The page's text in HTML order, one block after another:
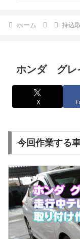
ホーム 持込
ホンダ グレ
X
今回作業する